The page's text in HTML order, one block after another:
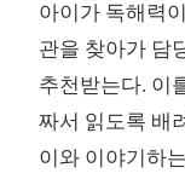
아이가 독해력
관을 찾아가 담
추천받는다. 이
짜서 읽도록 배
이와 이야기하